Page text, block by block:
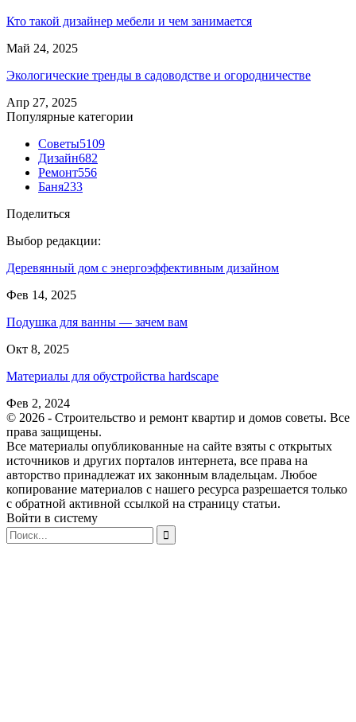
Кто такой дизайнер мебели и чем занимается
Май 24, 2025
Экологические тренды в садоводстве и огородничестве
Апр 27, 2025
Популярные категории
Советы5109
Дизайн682
Ремонт556
Баня233
Поделиться
Выбор редакции:
Деревянный дом с энергоэффективным дизайном
Фев 14, 2025
Подушка для ванны — зачем вам
Окт 8, 2025
Материалы для обустройства hardscape
Фев 2, 2024
© 2026 - Строительство и ремонт квартир и домов советы. Все
права защищены.
Все материалы опубликованные на сайте взяты с открытых
источников и других порталов интернета, все права на
авторство принадлежат их законным владельцам. Любое
копирование материалов с нашего ресурса разрешается только
с обратной активной ссылкой на страницу статьи.
Войти в систему